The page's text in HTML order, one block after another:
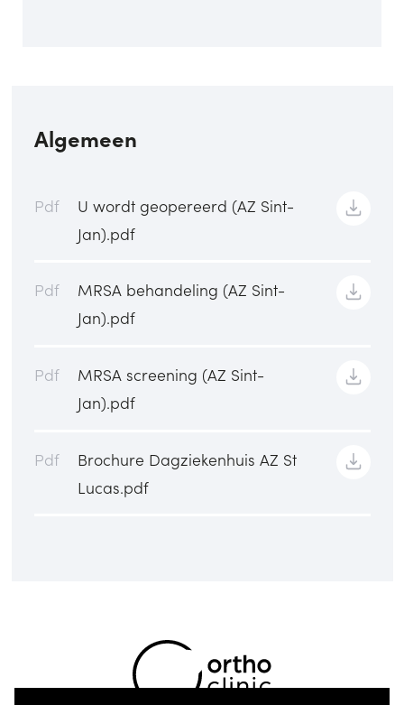
Algemeen
Pdf
U wordt geopereerd (AZ Sint-
Jan).pdf
Pdf
MRSA behandeling (AZ Sint-
Jan).pdf
Pdf
MRSA screening (AZ Sint-
Jan).pdf
Pdf
Brochure Dagziekenhuis AZ St
Lucas.pdf